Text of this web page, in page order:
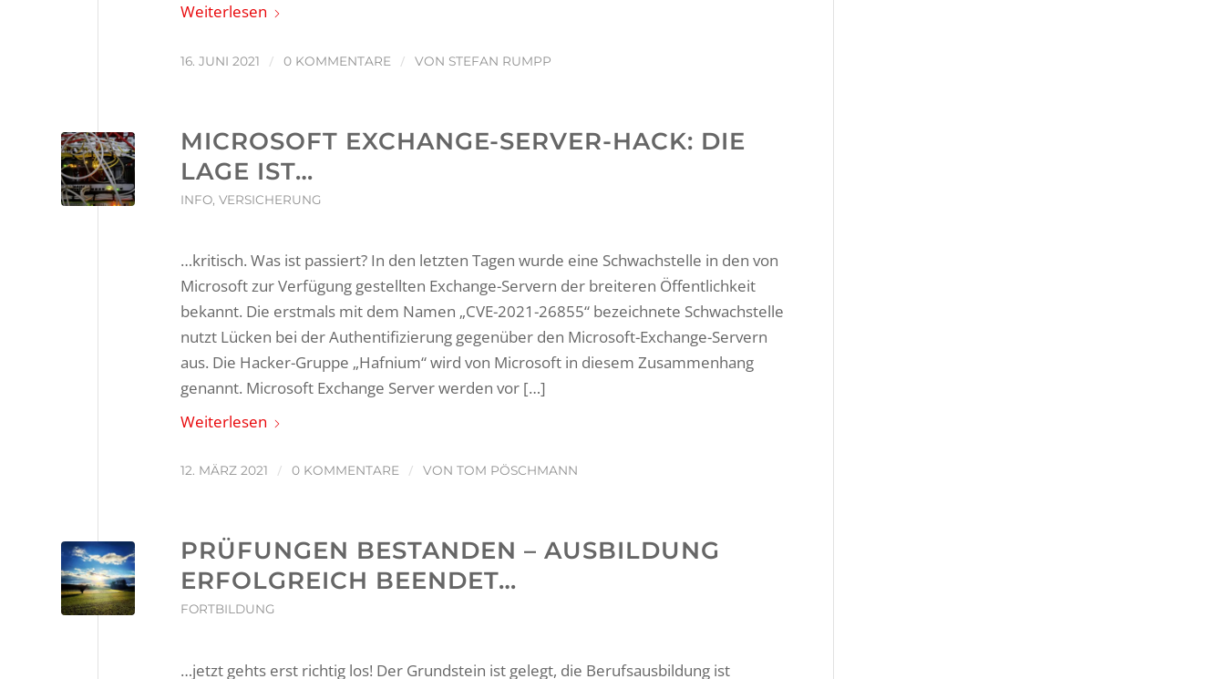
Weiterlesen
16. JUNI 2021 / 0 KOMMENTARE / VON STEFAN RUMPP
MICROSOFT EXCHANGE-SERVER-HACK: DIE
LAGE IST…
INFO, VERSICHERUNG
…kritisch. Was ist passiert? In den letzten Tagen wurde eine Schwachstelle in den von
Microsoft zur Verfügung gestellten Exchange-Servern der breiteren Öffentlichkeit
bekannt. Die erstmals mit dem Namen „CVE-2021-26855“ bezeichnete Schwachstelle
nutzt Lücken bei der Authentifizierung gegenüber den Microsoft-Exchange-Servern
aus. Die Hacker-Gruppe „Hafnium“ wird von Microsoft in diesem Zusammenhang
genannt. Microsoft Exchange Server werden vor […]
Weiterlesen
12. MÄRZ 2021 / 0 KOMMENTARE / VON TOM PÖSCHMANN
PRÜFUNGEN BESTANDEN – AUSBILDUNG
ERFOLGREICH BEENDET…
FORTBILDUNG
…jetzt gehts erst richtig los! Der Grundstein ist gelegt, die Berufsausbildung ist